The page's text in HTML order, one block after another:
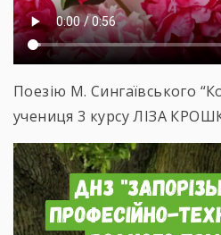
Поезію М. Сингаївського
учениця 3 курсу ЛІЗА